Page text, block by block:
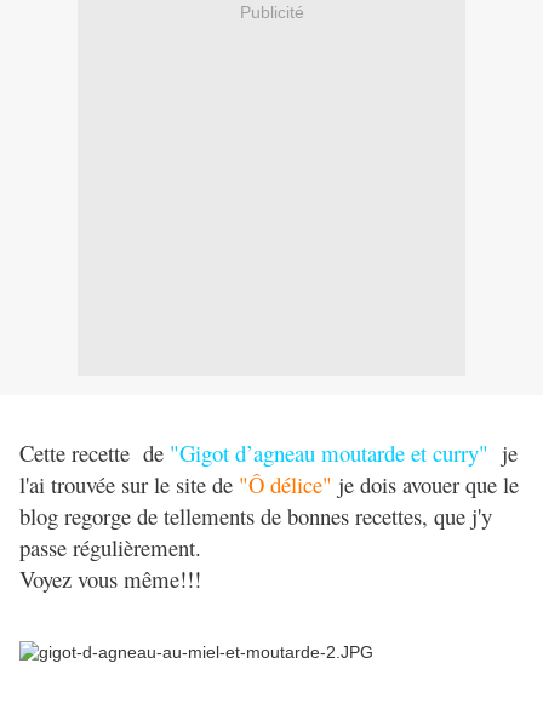
Publicité
Cette recette de "Gigot d’agneau moutarde et curry" je
l'ai trouvée sur le site de "Ô délice" je dois avouer que le
blog regorge de tellements de bonnes recettes, que j'y
passe régulièrement.
Voyez vous même!!!